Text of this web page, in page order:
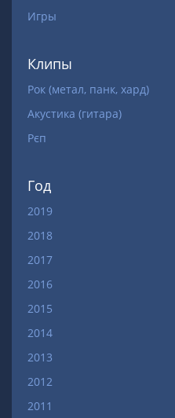
Игры
Клипы
Рок (метал, панк, хард)
Акустика (гитара)
Рєп
Год
2019
2018
2017
2016
2015
2014
2013
2012
2011